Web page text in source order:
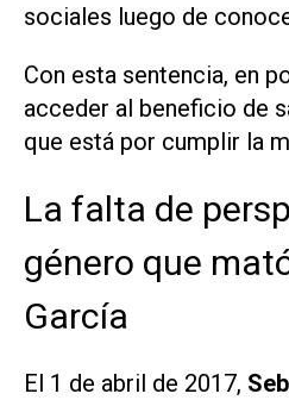
sociales luego de
Con esta sentencia, en
acceder al beneficio de
que está por cumplir la
La falta de
género que
García
El 1 de abril de 2017,